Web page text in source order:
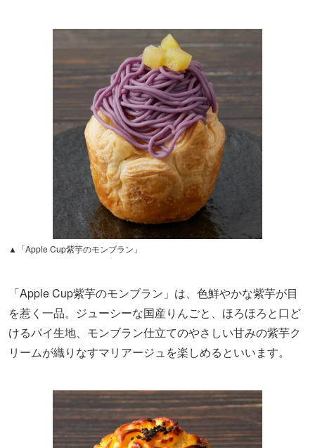
▲「Apple Cup紫芋のモンブラン」
「Apple Cup紫芋のモンブラン」は、色鮮やかな紫芋が目
を惹く一品。ジューシーな国産りんごと、ほろほろと口ど
けるパイ生地、モンブラン仕立てのやさしい甘みの紫芋ク
リームが織りなすマリアージュを楽しめるといいます。